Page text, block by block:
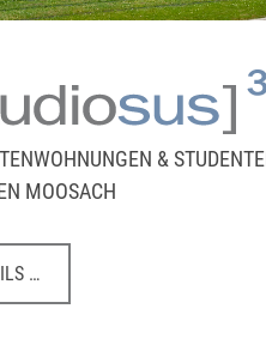
&
MOOSACH
…